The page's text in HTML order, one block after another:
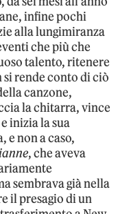
infine pochi
alla lungimiranza
che più che
talento, ritenere
rende conto di ciò
canzone,
la chitarra, vince
inizia la sua
e non a caso,
, che aveva
sembrava già nella
il presagio di un